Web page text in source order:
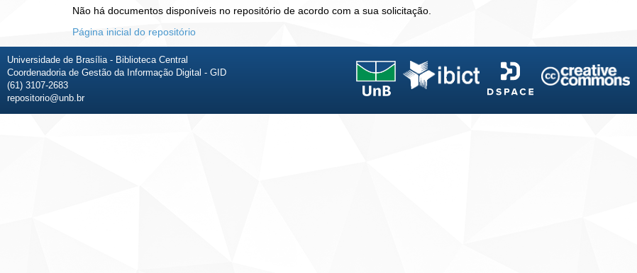
Não há documentos disponíveis no repositório de acordo com a sua solicitação.
Página inicial do repositório
Universidade de Brasília - Biblioteca Central
Coordenadoria de Gestão da Informação Digital - GID
(61) 3107-2683
repositorio@unb.br